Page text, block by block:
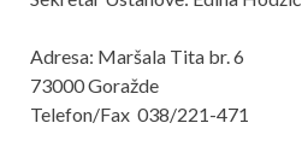
Adresa: Maršala Tita br. 6
73000 Goražde
Telefon/Fax 038/221-471